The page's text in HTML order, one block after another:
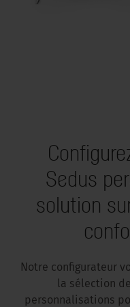
Sedus
solution
Notre configurateur
la sélection
personnalisations